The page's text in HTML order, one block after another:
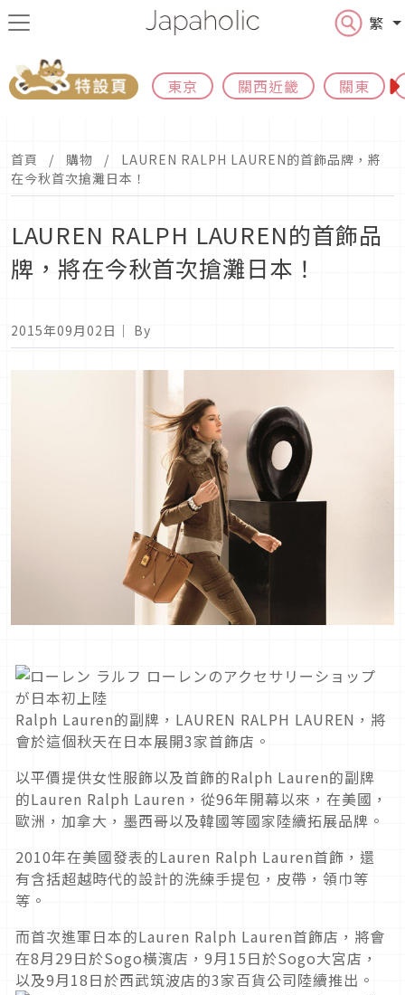
繁
東京 關西近畿 關東
首頁 購物
LAUREN RALPH LAUREN的首飾品牌，將
在今秋首次搶灘日本！
LAUREN RALPH LAUREN的首飾品
牌，將在今秋首次搶灘日本！
2015年09月02日 ｜ By
Ralph Lauren的副牌，LAUREN RALPH LAUREN，將
會於這個秋天在日本展開3家首飾店。
以平價提供女性服飾以及首飾的Ralph Lauren的副牌
的Lauren Ralph Lauren，從96年開幕以來，在美國，
歐洲，加拿大，墨西哥以及韓國等國家陸續拓展品牌。
2010年在美國發表的Lauren Ralph Lauren首飾，還
有含括超越時代的設計的洗練手提包，皮帶，領巾等
等。
而首次進軍日本的Lauren Ralph Lauren首飾店，將會
在8月29日於Sogo橫濱店，9月15日於Sogo大宮店，
以及9月18日於西武筑波店的3家百貨公司陸續推出。